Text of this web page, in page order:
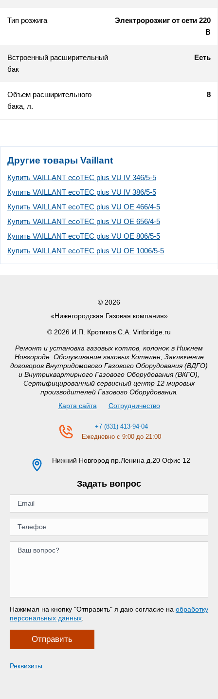
Тип розжига
Электророзжиг от сети 220
В
Встроенный расширительный
бак
Есть
Объем расширительного
бака, л.
8
Другие товары Vaillant
Купить VAILLANT ecoTEC plus VU IV 346/5-5
Купить VAILLANT ecoTEC plus VU IV 386/5-5
Купить VAILLANT ecoTEC plus VU OE 466/4-5
Купить VAILLANT ecoTEC plus VU OE 656/4-5
Купить VAILLANT ecoTEC plus VU OE 806/5-5
Купить VAILLANT ecoTEC plus VU OE 1006/5-5
© 2026
«Нижегородская Газовая компания»
© 2026 И.П. Кротиков С.А. Virtbridge.ru
Ремонт и установка газовых котлов, колонок в Нижнем
Новгороде. Обслуживание газовых Котелен, Заключение
договоров Внутридомового Газового Оборудования (ВДГО)
и Внутриквартирного Газового Оборудования (ВКГО),
Сертифицированный сервисный центр 12 мировых
производителей Газового Оборудования.
Карта сайта
Сотрудничество
+7 (831) 413-94-04
Ежедневно с 9:00 до 21:00
Нижний Новгород пр.Ленина д.20 Офис 12
Задать вопрос
Нажимая на кнопку "Отправить" я даю согласие на обработку
персональных данных
Отправить
Реквизиты